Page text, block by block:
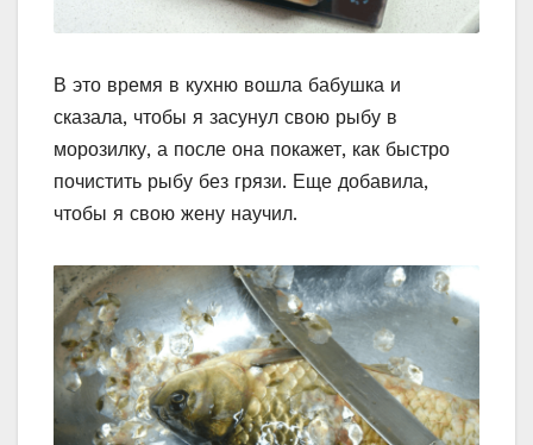
В это время в кухню вошла бабушка и
сказала, чтобы я засунул свою рыбу в
морозилку, а после она покажет, как быстро
почистить рыбу без грязи. Еще добавила,
чтобы я свою жену научил.